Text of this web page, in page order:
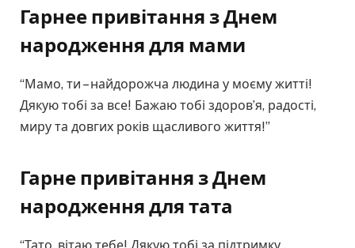
Гарнее привітання з Днем
народження для мами
“Мамо, ти – найдорожча людина у моєму житті!
Дякую тобі за все! Бажаю тобі здоров’я, радості,
миру та довгих років щасливого життя!”
Гарне привітання з Днем
народження для тата
“Тато, вітаю тебе! Дякую тобі за підтримку,